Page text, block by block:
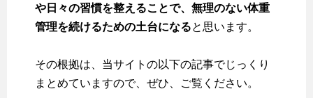
や日々の習慣を整えることで、無理のない体重
管理を続けるための土台になると思います。
その根拠は、当サイトの以下の記事でじっくり
まとめていますので、ぜひ、ご覧ください。